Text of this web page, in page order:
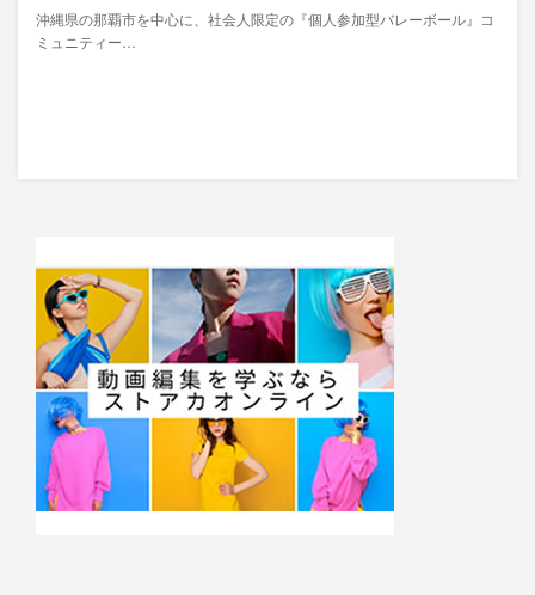
沖縄県の那覇市を中心に、社会人限定の『個人参加型バレーボール』コ
ミュニティー…